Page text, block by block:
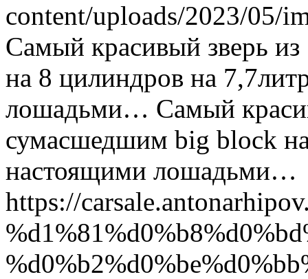
content/uploads/2023/05/
Самый красивый зверь
на 8 цилиндров на
лошадьми… Самый
сумасшедшим big block
настоящими лошадьми…
https://